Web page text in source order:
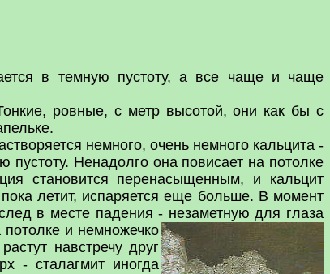
в темную пустоту, а все чаще и чаще
ровные, с метр высотой, они как бы с
немного, очень немного кальцита -
пустоту. Ненадолго она повисает на потолке
становится перенасыщенным, и кальцит
летит, испаряется еще больше. В момент
в месте падения - незаметную для глаза
и немножечко
навстречу друг
- сталагмит иногда